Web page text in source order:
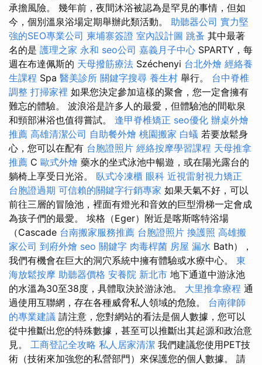
承擔風險。 幾年前，夜間沐浴被認為是罕見的事情，但如
今，個別溫泉浴場定期舉辦此類活動。 助聽器公司 實力堅
強的SEO專業公司 柬埔寨簽證 室內設計圖 跳蚤 其中最著
名的是 護理之家 永和 seo公司 嘉義月子中心 SPARTY，每
週在布達佩斯的 天母撥筋療法 Széchenyi 台北外燴 經絡養
生課程 Spa 醫美診所 關鍵字搜尋 養生村 舉行。 台中脊椎
調整 打掃家裡 如果您決定參加這樣的聚會，您一定會擁有
難忘的體驗。 波浪浴是許多人的最愛，但體驗池的間歇泉
和頸部淋浴也值得嘗試。 逢甲脊椎矯正 seo優化 辦桌外燴
推薦 高雄清潔公司 自助餐外燴 桃園搬家 白蟻 若要放鬆身
心，您可以在配有 台胞證照片 經絡按摩學習課程 天母推拿
推薦 C 歐式外燴 藥水的坐式泳池中暢遊，或在陽光露台的
躺椅上享受日光浴。 臥式冷凍櫃 眼科 近視雷射視力矯正
台胞證過期 可信賴的關鍵字行銷專家 如果天氣不好，可以
前往三層的冒險池，裡面有燈光和音效的巨型滑梯一定會成
為孩子們的最愛。 埃格（Eger）附近是喀斯喀特浴場
（Cascade 台南搬家服務推薦 台胞證照片 換護照 高雄搬
家公司 到府外燴 seo 關鍵字 肉毒桿菌 房屋 漏水 Bath），
我們有機會在巨大的洞穴系統中擁有體驗或水療中心。 東
海放鬆按摩 助聽器價格 安養院 新北市 地下通道中游泳池
的水溫為30至38度，具體取決於游泳池。 大里推拿療程 通
過使用互聯網，存在各種威脅私人領域的危險。 台南律師
的專業建議 請注意，您對網站的看法是個人數據，您可以
從中推斷出您的特殊數據，甚至可以推斷出其起源和政治意
見。 工商登記全攻略 私人居家清潔 我們建議您使用PET技
術（技術來加強您的私營部門）來保護您的個人數據。 請